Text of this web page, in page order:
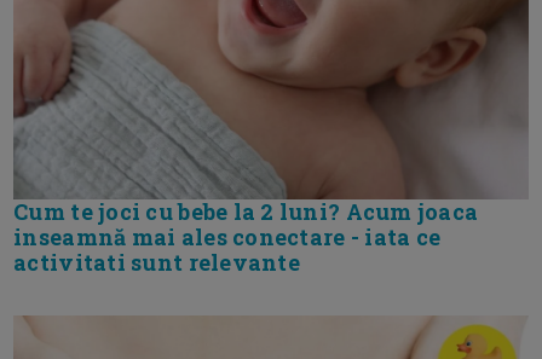
Cum te joci cu bebe la 2 luni? Acum joaca
inseamnă mai ales conectare - iata ce
activitati sunt relevante